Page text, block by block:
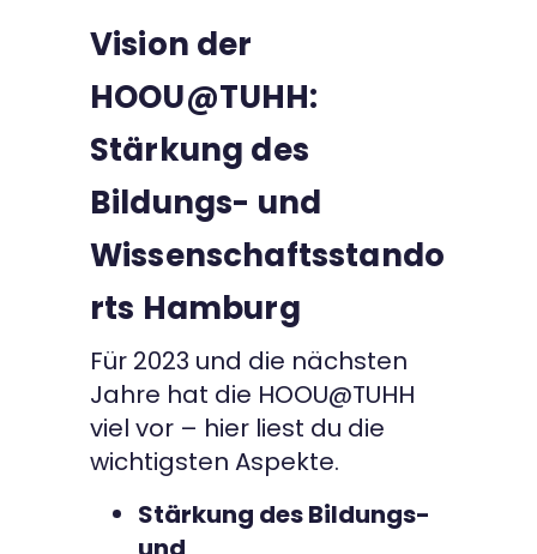
Vision der
HOOU@TUHH:
Stärkung des
Bildungs- und
Wissenschaftsstando
rts Hamburg
Für 2023 und die nächsten
Jahre hat die HOOU@TUHH
viel vor – hier liest du die
wichtigsten Aspekte.
Stärkung des Bildungs-